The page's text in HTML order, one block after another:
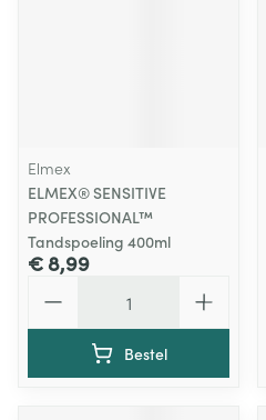
Elmex
ELMEX® SENSITIVE
PROFESSIONAL™
Tandspoeling 400ml
€ 8,99
Bestel